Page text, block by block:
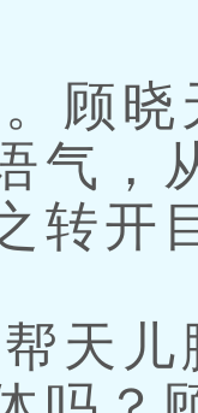
顾晓
气，
转开
天儿